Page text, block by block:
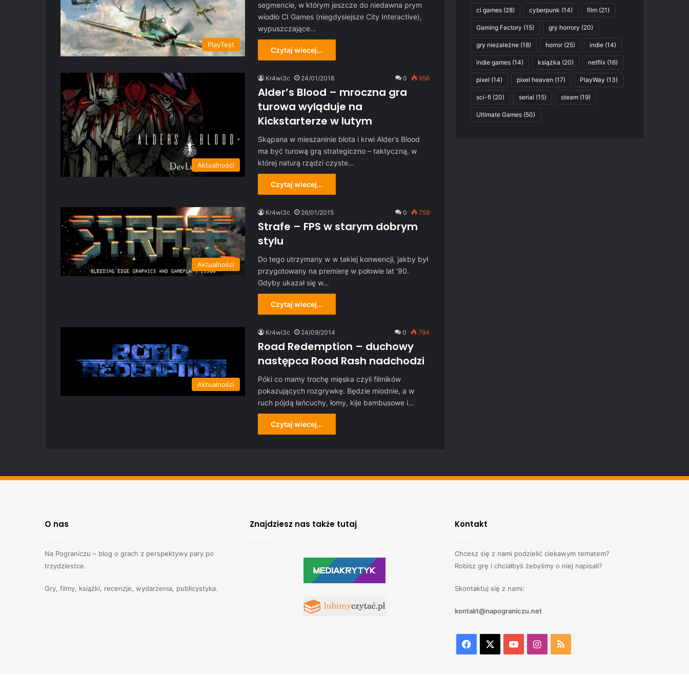
PlayTest
segmencie, w którym jeszcze do niedawna prym
wiodło CI Games (niegdysiejsze City Interactive),
wypuszczające…
Czytaj wiecej...
Aktualności
Kr4wi3c 24/01/2018 0 956
Alder’s Blood – mroczna gra
turowa wyląduje na
Kickstarterze w lutym
Skąpana w mieszaninie błota i krwi Alder’s Blood
ma być turową grą strategiczno – taktyczną, w
której naturą rządzi czyste…
Czytaj wiecej...
Aktualności
Kr4wi3c 26/01/2015 0 759
Strafe – FPS w starym dobrym
stylu
Do tego utrzymany w w takiej konwencji, jakby był
przygotowany na premierę w połowie lat ’90.
Gdyby ukazał się w…
Czytaj wiecej...
Aktualności
Kr4wi3c 24/09/2014 0 794
Road Redemption – duchowy
następca Road Rash nadchodzi
Póki co mamy trochę mięska czyli filmików
pokazujących rozgrywkę. Będzie miodnie, a w
ruch pójdą łańcuchy, łomy, kije bambusowe i…
Czytaj wiecej...
ci games (28) cyberpunk (14) film (21)
Gaming Factory (15) gry horrory (20)
gry niezależne (18) horror(25) indie (14)
indie games (14) książka (20) netflix (16)
pixel (14) pixel heaven (17) PlayWay (13)
sci-fi (20) serial (15) steam (19)
Ultimate Games (50)
O nas
Na Pograniczu – blog o grach z perspektywy pary po
trzydziestce.
Gry, filmy, książki, recenzje, wydarzenia, publicystyka.
Znajdziesz nas także tutaj Kontakt
Chcesz się z nami podzielić ciekawym tematem?
Robisz grę i chciałbyś żebyśmy o niej napisali?
Skontaktuj się z nami:
kontakt@napograniczu.net
Facebook YouTubeInstagram
RSS